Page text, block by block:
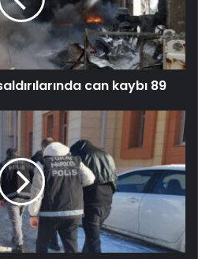
can kaybı 89